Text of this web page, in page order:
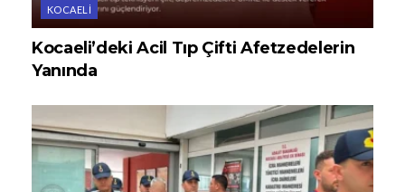
KOCAELI
Kocaeli’deki Acil Tıp Çifti Afetzedelerin
Yanında